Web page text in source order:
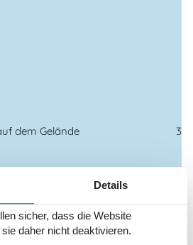
dem Gelände
3
Details
sicher, dass die Website
daher nicht deaktivieren.